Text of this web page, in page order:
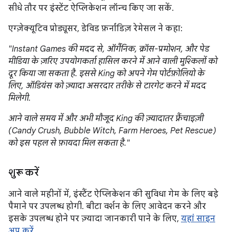
सीधे तौर पर इंस्टेंट ऐप्लिकेशन लॉन्च किए जा सकें.
एग्ज़ेक्यूटिव प्रोड्यूसर, डेविड फ़र्नांडिज़ रेमेसल ने कहा:
"Instant Games की मदद से, ऑर्गैनिक, क्रॉस-प्रमोशन, और पेड
मीडिया के ज़रिए उपयोगकर्ता हासिल करने में आने वाली मुश्किलों को
दूर किया जा सकता है. इससे King को अपने गेम पोर्टफ़ोलियो के
लिए, ऑडियंस को ज़्यादा असरदार तरीके से टारगेट करने में मदद
मिलेगी.
आने वाले समय में और अभी मौजूद King की ज़्यादातर फ़्रैंचाइज़ी
(Candy Crush, Bubble Witch, Farm Heroes, Pet Rescue)
को इस पहल से फ़ायदा मिल सकता है."
शुरू करें
आने वाले महीनों में, इंस्टैंट ऐप्लिकेशन की सुविधा गेम के लिए बड़े
पैमाने पर उपलब्ध होगी. बीटा वर्शन के लिए आवेदन करने और
इसके उपलब्ध होने पर ज़्यादा जानकारी पाने के लिए, यहां साइन